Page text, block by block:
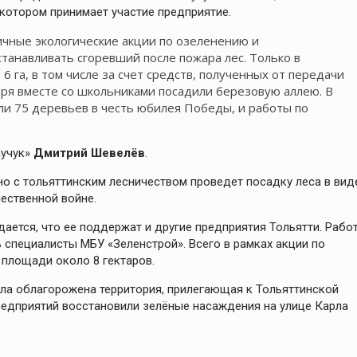
принимает участие предприятие.
экологические акции по озеленению и
сгоревший после пожара лес. Только в
в том числе за счет средств, полученных от передачи
вместе со школьниками посадили березовую аллею. В
75 деревьев в честь юбилея Победы, и работы по
Дмитрий Шевелёв.
с тольяттинским лесничеством проведет посадку леса в
войне.
что ее поддержат и другие предприятия Тольятти.
МБУ «Зеленстрой». Всего в рамках акции по
около 8 гектаров.
облагорожена территория, прилегающая к Тольяттинской
восстановили зелёные насаждения на улице Карла